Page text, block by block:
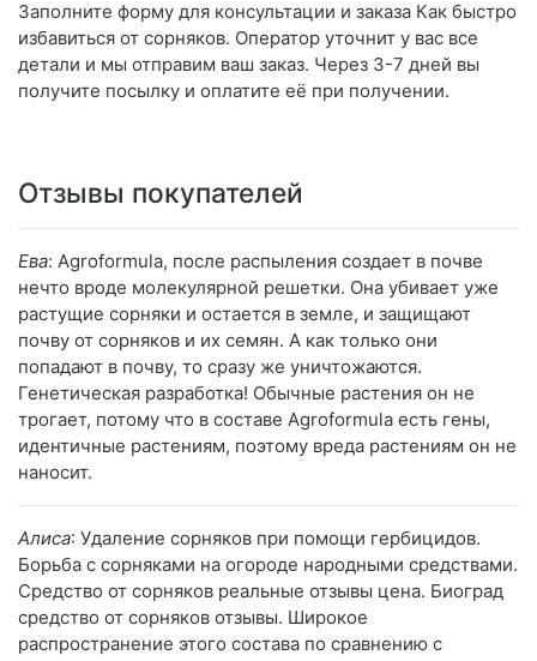
Заполните форму для консультации и заказа Как быстро
избавиться от сорняков. Оператор уточнит у вас все
детали и мы отправим ваш заказ. Через 3-7 дней вы
получите посылку и оплатите её при получении.
Отзывы покупателей
Ева: Agroformula, после распыления создает в почве
нечто вроде молекулярной решетки. Она убивает уже
растущие сорняки и остается в земле, и защищают
почву от сорняков и их семян. А как только они
попадают в почву, то сразу же уничтожаются.
Генетическая разработка! Обычные растения он не
трогает, потому что в составе Agroformula есть гены,
идентичные растениям, поэтому вреда растениям он не
наносит.
Алиса: Удаление сорняков при помощи гербицидов.
Борьба с сорняками на огороде народными средствами.
Средство от сорняков реальные отзывы цена. Биоград
средство от сорняков отзывы. Широкое
распространение этого состава по сравнению с